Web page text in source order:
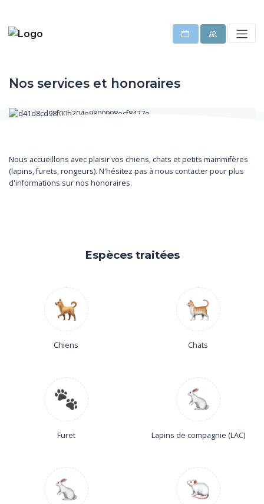
Nos services et honoraires
Nous accueillons avec plaisir vos chiens, chats et petits mammifères
(lapins, furets, rongeurs). N'hésitez pas à nous contacter pour plus
d'informations sur nos honoraires.
Espèces traitées
Chiens Chats
Furet Lapins de compagnie (LAC)